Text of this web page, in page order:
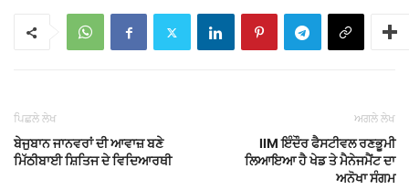
ਪਿਛਲੇ ਲੇਖ
ਬੇਜੁਬਾਨ ਜਾਨਵਰਾਂ ਦੀ ਆਵਾਜ਼ ਬਣੇ
ਮਿੱਠੀਬਾਈ ਸ਼ਿਤਿਜ ਦੇ ਵਿਦਿਆਰਥੀ
ਅਗਲੇ ਲੇਖ
IIM ਇੰਦੌਰ ਫੈਸਟੀਵਲ ਰਣਭੂਮੀ
ਲਿਆਇਆ ਹੈ ਖੇਡ ਤੇ ਮੈਨੇਜਮੈਂਟ ਦਾ
ਅਨੋਖਾ ਸੰਗਮ